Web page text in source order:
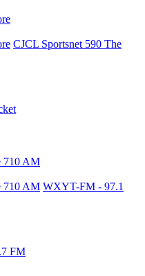
CJCL Sportsnet 590 The
710 AM
710 AM WXYT-FM - 97.1
FM